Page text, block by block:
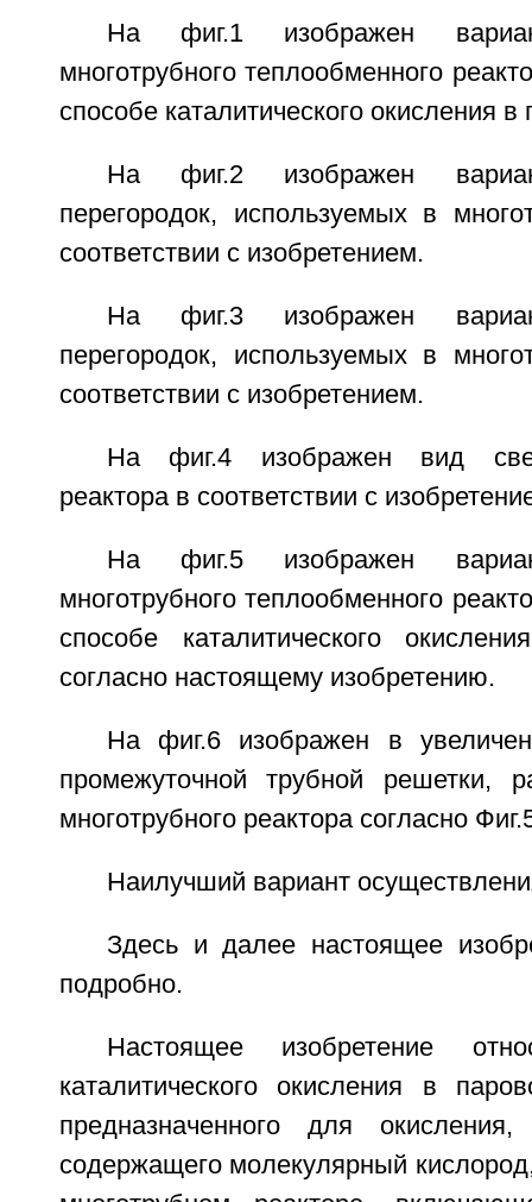
На фиг.1 изображен
многотрубного теплообменного
способе каталитического окисления
На фиг.2 изображен
перегородок, используемых в
соответствии с изобретением.
На фиг.3 изображен
перегородок, используемых в
соответствии с изобретением.
На фиг.4 изображен вид
реактора в соответствии с
На фиг.5 изображен
многотрубного теплообменного
способе каталитического
согласно настоящему изобретению.
На фиг.6 изображен в
промежуточной трубной решетки,
многотрубного реактора согласно
Наилучший вариант
Здесь и далее настоящее
подробно.
Настоящее изобретение
каталитического окисления в
предназначенного для
содержащего молекулярный